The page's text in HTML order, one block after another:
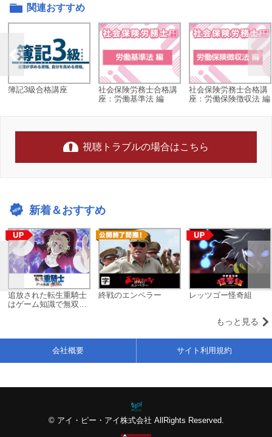
関連おすすめ
簿記3級合格講座
社会保険労務士合格講
座：労働基準法 編
社会保険労務士合格講
座：労働保険徴収法 編
視聴トラブルの場合はこちら
新着＆おすすめ
追放された転生重騎士
はゲーム知識で無双す
終戦のエンペラー レッツゴー怪奇組
もっと見る
© アイ・ピー・アイ株式会社 AllRights Reserved.
会社概要 サイト利用規約